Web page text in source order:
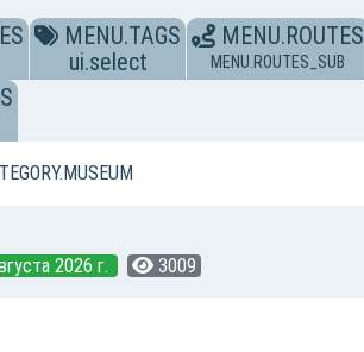
MENU.TAGS
ui.select
MENU.ROUTES
MENU.ROUTES_SUB
2026 г. 3009